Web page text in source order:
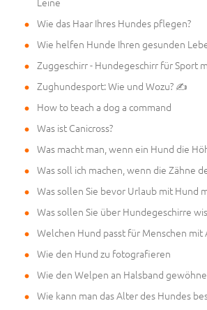
Wie das Haar Ihres Hundes pflegen?
Wie helfen Hunde Ihren gesunden
Zuggeschirr - Hundegeschirr für Sport
Zughundesport: Wie und Wozu? ✍
How to teach a dog a command
Was ist Canicross?
Was macht man, wenn ein Hund die
Was soll ich machen, wenn die Zähne
Was sollen Sie bevor Urlaub mit Hund
Was sollen Sie über Hundegeschirre
Welchen Hund passt für Menschen mit
Wie den Hund zu fotografieren
Wie den Welpen an Halsband
Wie kann man das Alter des Hundes